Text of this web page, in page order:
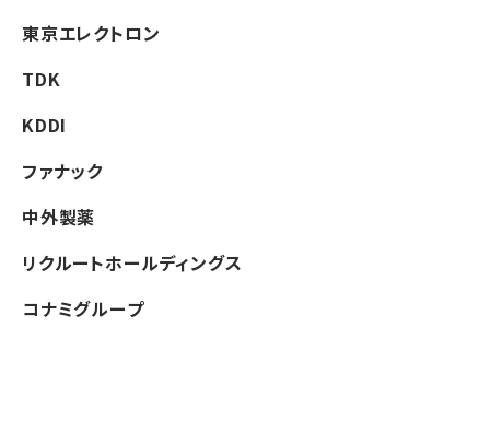
東京エレクトロン
TDK
KDDI
ファナック
中外製薬
リクルートホールディングス
コナミグループ